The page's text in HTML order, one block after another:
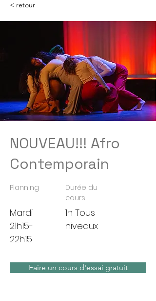
< retour
NOUVEAU!!! Afro
Contemporain
Planning
Mardi
21h15-
22h15
Durée du
cours
1h Tous
niveaux
Faire un cours d'essai gratuit